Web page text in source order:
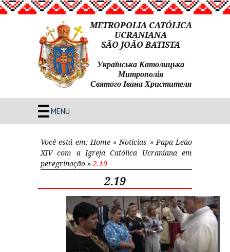
METROPOLIA CATÓLICA
UCRANIANA
SÃO JOÃO BATISTA
Українська Католицька
Митрополія
Святого Івана Христителя
MENU
Você está em: Home» Noticias » Papa Leão
XIV com a Igreja Católica Ucraniana em
peregrinação » 2.19
2.19